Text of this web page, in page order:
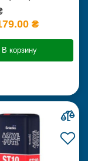
₴
В корзину